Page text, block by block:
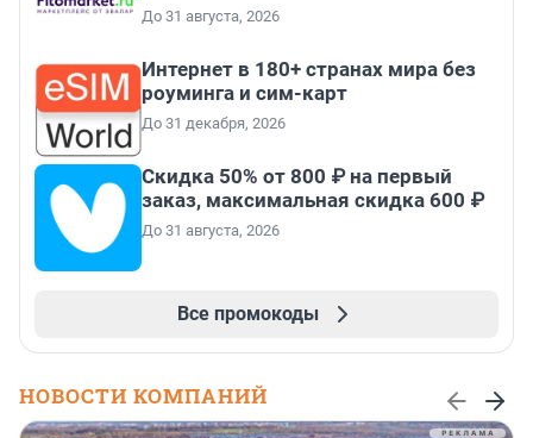
До 31 августа, 2026
Интернет в 180+ странах мира без
роуминга и сим-карт
До 31 декабря, 2026
Скидка 50% от 800 ₽ на первый
заказ, максимальная скидка 600 ₽
До 31 августа, 2026
Все промокоды
НОВОСТИ КОМПАНИЙ